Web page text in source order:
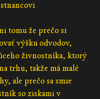
tomu že prečo si
výšku odvodov,
živnostníka, ktorý
trhu, takže má malé
ale prečo sa smie
so ziskami v